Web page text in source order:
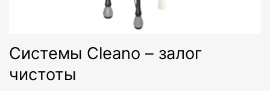
Системы Cleano – залог
чистоты